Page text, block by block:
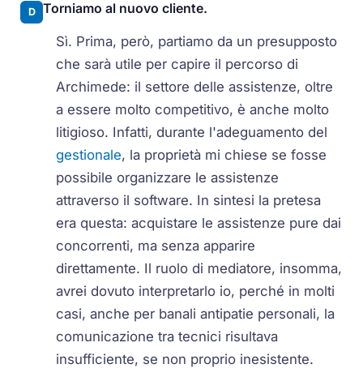
D Torniamo al nuovo cliente.
Sì. Prima, però, partiamo da un presupposto
che sarà utile per capire il percorso di
Archimede: il settore delle assistenze, oltre
a essere molto competitivo, è anche molto
litigioso. Infatti, durante l'adeguamento del
gestionale, la proprietà mi chiese se fosse
possibile organizzare le assistenze
attraverso il software. In sintesi la pretesa
era questa: acquistare le assistenze pure dai
concorrenti, ma senza apparire
direttamente. Il ruolo di mediatore, insomma,
avrei dovuto interpretarlo io, perché in molti
casi, anche per banali antipatie personali, la
comunicazione tra tecnici risultava
insufficiente, se non proprio inesistente.